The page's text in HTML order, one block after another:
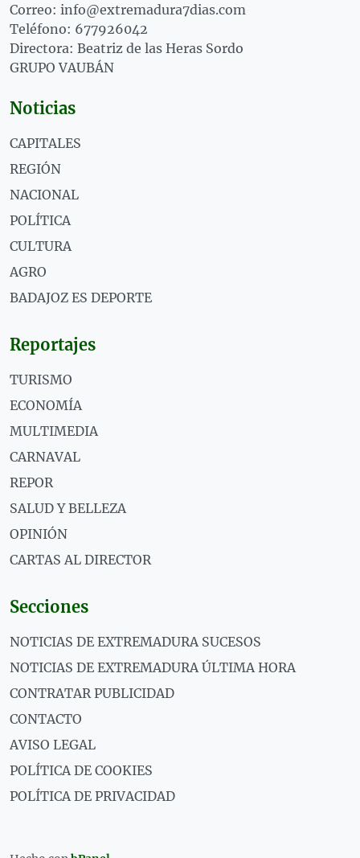
Correo: info@extremadura7dias.com
Teléfono: 677926042
Directora: Beatriz de las Heras Sordo
GRUPO VAUBÁN
Noticias
CAPITALES
REGIÓN
NACIONAL
POLÍTICA
CULTURA
AGRO
BADAJOZ ES DEPORTE
Reportajes
TURISMO
ECONOMÍA
MULTIMEDIA
CARNAVAL
REPOR
SALUD Y BELLEZA
OPINIÓN
CARTAS AL DIRECTOR
Secciones
NOTICIAS DE EXTREMADURA SUCESOS
NOTICIAS DE EXTREMADURA ÚLTIMA HORA
CONTRATAR PUBLICIDAD
CONTACTO
AVISO LEGAL
POLÍTICA DE COOKIES
POLÍTICA DE PRIVACIDAD